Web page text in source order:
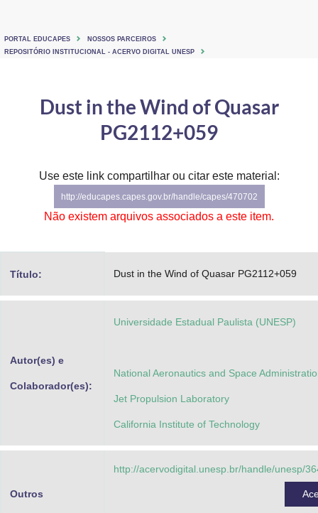
Ministério da Ciência, Tecnologia, Inovações e Comunicações
Ministério do Turismo
Controladoria-Geral da União
Ministério da Mulher, da Família e dos Direitos Humanos
Secretaria de Governo
Gabinete de Segurança Institucional
Banco Central do Brasil
PORTAL EDUCAPES
NOSSOS PARCEIROS
REPOSITÓRIO INSTITUCIONAL - ACERVO DIGITAL UNESP
Dust in the Wind of Quasar
PG2112+059
Use este link compartilhar ou citar este material:
http://educapes.capes.gov.br/handle/capes/470702
Não existem arquivos associados a este item.
Título: Dust in the Wind of Quasar PG2112+059
Autor(es) e
Colaborador(es):
Universidade Estadual Paulista (UNESP)
National Aeronautics and Space
Jet Propulsion Laboratory
California Institute of Technology
Outros
http://acervodigital.unesp.br/handle/unesp/